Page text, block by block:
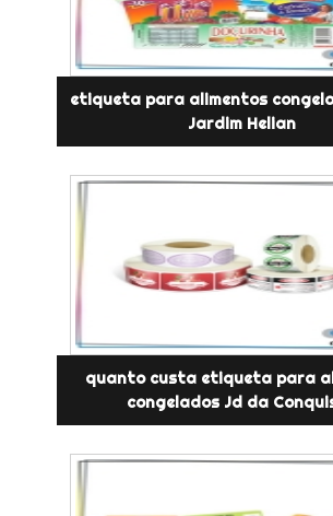
etiqueta para alimentos
Jardim Helian
quanto custa etiqueta para
congelados Jd da